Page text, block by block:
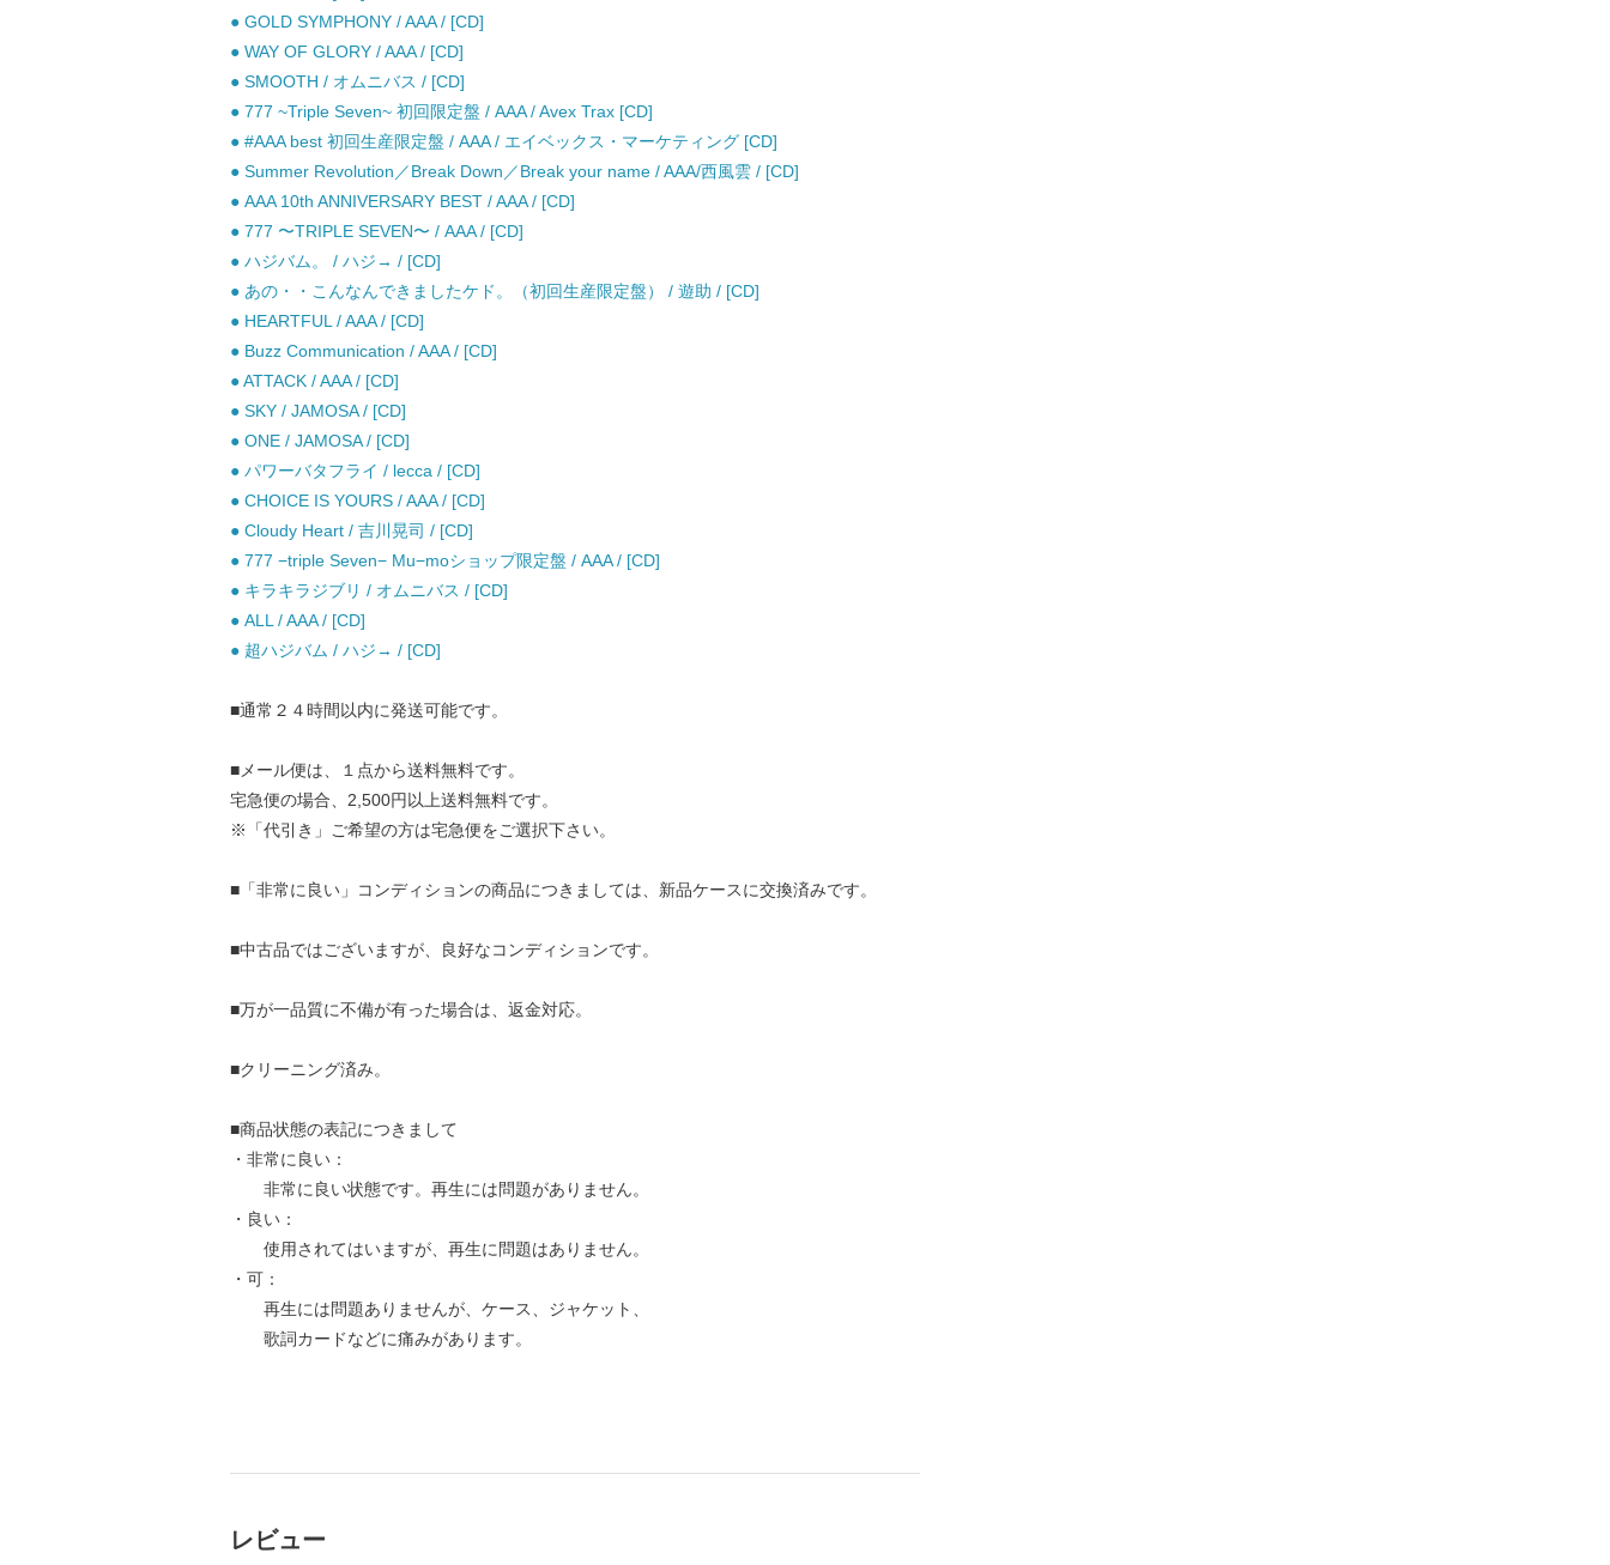
● GOLD SYMPHONY / AAA / [CD]
● WAY OF GLORY / AAA / [CD]
● SMOOTH / オムニバス / [CD]
● 777 ~Triple Seven~ 初回限定盤 / AAA / Avex Trax [CD]
● #AAA best 初回生産限定盤 / AAA / エイベックス・マーケティング [CD]
● Summer Revolution／Break Down／Break your name / AAA/西風雲 / [CD]
● AAA 10th ANNIVERSARY BEST / AAA / [CD]
● 777 〜TRIPLE SEVEN〜 / AAA / [CD]
● ハジバム。 / ハジ→ / [CD]
● あの・・こんなんできましたケド。（初回生産限定盤） / 遊助 / [CD]
● HEARTFUL / AAA / [CD]
● Buzz Communication / AAA / [CD]
● ATTACK / AAA / [CD]
● SKY / JAMOSA / [CD]
● ONE / JAMOSA / [CD]
● パワーバタフライ / lecca / [CD]
● CHOICE IS YOURS / AAA / [CD]
● Cloudy Heart / 吉川晃司 / [CD]
● 777 −triple Seven− Mu−moショップ限定盤 / AAA / [CD]
● キラキラジブリ / オムニバス / [CD]
● ALL / AAA / [CD]
● 超ハジバム / ハジ→ / [CD]
■通常２４時間以内に発送可能です。
■メール便は、１点から送料無料です。
宅急便の場合、2,500円以上送料無料です。
※「代引き」ご希望の方は宅急便をご選択下さい。
■「非常に良い」コンディションの商品につきましては、新品ケースに交換済みです。
■中古品ではございますが、良好なコンディションです。
■万が一品質に不備が有った場合は、返金対応。
■クリーニング済み。
■商品状態の表記につきまして
・非常に良い：
非常に良い状態です。再生には問題がありません。
・良い：
使用されてはいますが、再生に問題はありません。
・可：
再生には問題ありませんが、ケース、ジャケット、
歌詞カードなどに痛みがあります。
レビュー